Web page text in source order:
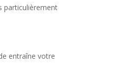
particulièrement
entraîne votre